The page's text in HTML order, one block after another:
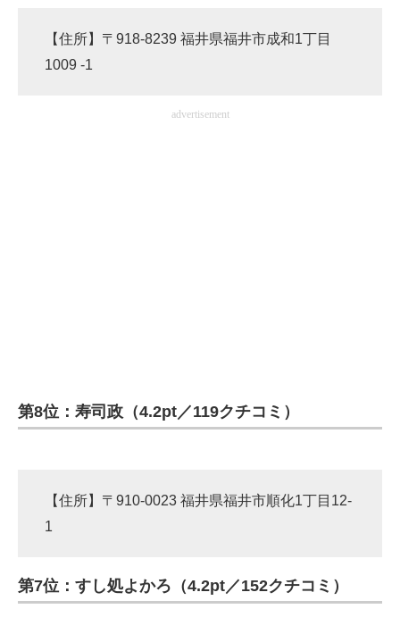
【住所】〒918-8239 福井県福井市成和1丁目
1009 -1
advertisement
第8位：寿司政（4.2pt／119クチコミ）
【住所】〒910-0023 福井県福井市順化1丁目12-
1
第7位：すし処よかろ（4.2pt／152クチコミ）